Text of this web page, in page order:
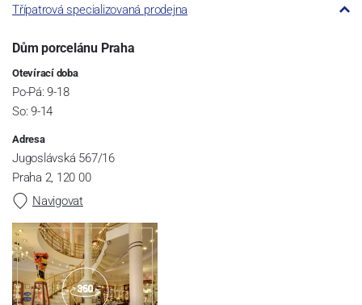
Třípatrová specializovaná prodejna
Dům porcelánu Praha
Otevírací doba
Po-Pá: 9-18
So: 9-14
Adresa
Jugoslávská 567/16
Praha 2, 120 00
Navigovat